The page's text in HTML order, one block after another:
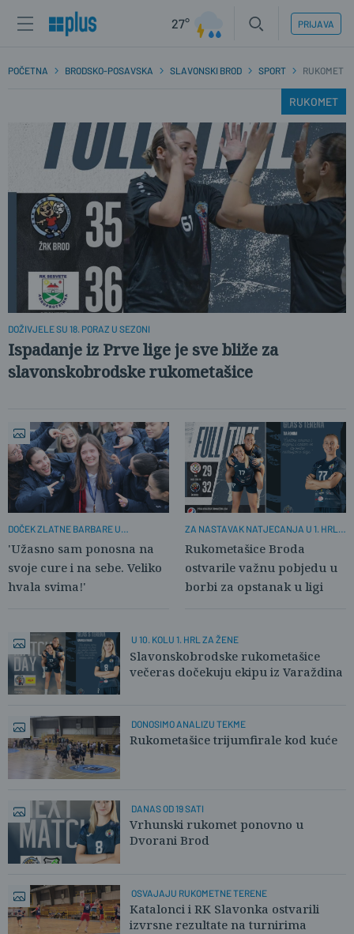
27° PRIJAVA
POČETNA BRODSKO-POSAVSKA SLAVONSKI BROD SPORT RUKOMET
RUKOMET
DOŽIVJELE SU 18. PORAZ U SEZONI
Ispadanje iz Prve lige je sve bliže za
slavonskobrodske rukometašice
DOČEK ZLATNE BARBARE U
'Užasno sam ponosna na
svoje cure i na sebe. Veliko
hvala svima!'
ZA NASTAVAK NATJECANJA U 1. HRL
Rukometašice Broda
ostvarile važnu pobjedu u
borbi za opstanak u ligi
U 10. KOLU 1. HRL ZA ŽENE
Slavonskobrodske rukometašice
večeras dočekuju ekipu iz Varaždina
DONOSIMO ANALIZU TEKME
Rukometašice trijumfirale kod kuće
DANAS OD 19 SATI
Vrhunski rukomet ponovno u
Dvorani Brod
OSVAJAJU RUKOMETNE TERENE
Katalonci i RK Slavonka ostvarili
izvrsne rezultate na turnirima